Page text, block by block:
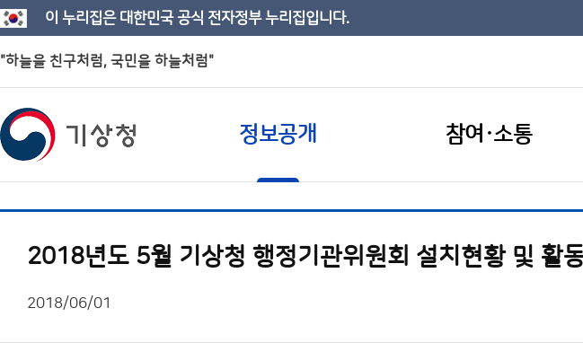
이 누리집은 대한민국 공식 전자정부 누리집입니다.
"하늘을 친구처럼, 국민을 하늘처럼"
정보공개 참여·소통
2018년도 5월 기상청 행정기관위원회 설치현황 및 활
2018/06/01